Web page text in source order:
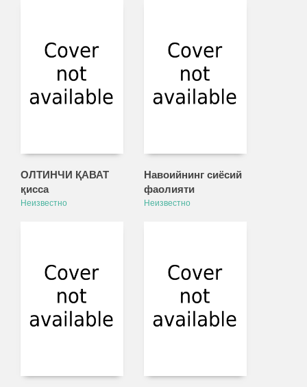
ОЛТИНЧИ ҚАВАТ
қисса
Неизвестно
Навоийнинг сиёсий
фаолияти
Неизвестно